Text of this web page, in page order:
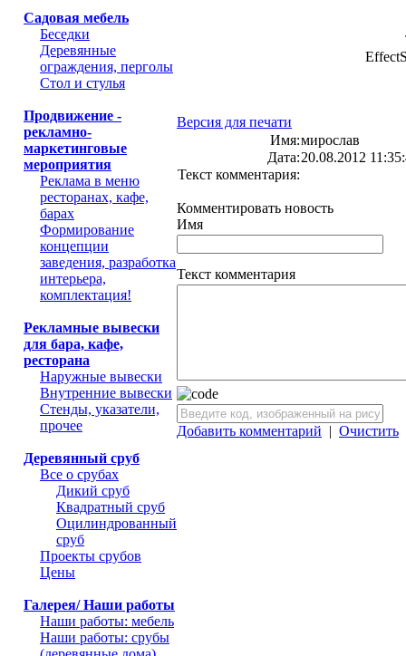
Садовая мебель
Беседки
Деревянные
ограждения, перголы
Стол и стулья
Продвижение -
рекламно-
маркетинговые
мероприятия
Реклама в меню
ресторанах, кафе,
барах
Формирование
концепции
заведения, разработка
интерьера,
комплектация!
Рекламные вывески
для бара, кафе,
ресторана
Наружные вывески
Внутренние вывески
Стенды, указатели,
прочее
Деревянный сруб
Все о срубах
Дикий сруб
Квадратный сруб
Оцилиндрованный
сруб
Проекты срубов
Цены
Галерея/ Наши работы
Наши работы: мебель
Наши работы: срубы
Татьяна
EffectStyle TM -
Версия для печати
Имя:мирослав
Дата:20.08.2012
Текст комментария:
Комментировать новость
Имя
Текст комментария
Добавить комментарий | Очистить